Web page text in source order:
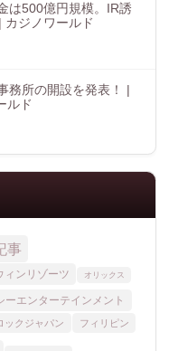
は500億円規模。IR誘
ジノワールド
務所の開設を発表！ |
ルド